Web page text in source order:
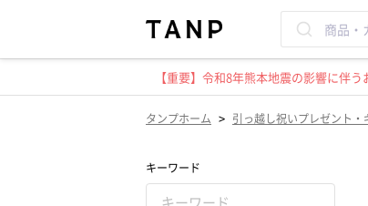
【重要】令和8年熊本地震の影響に伴
タンプホーム > 引っ越し祝いプレゼント・
キーワード